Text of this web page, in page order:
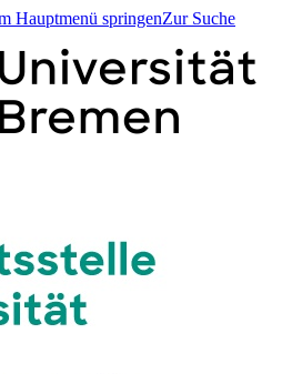
Hauptmenü springenZur Suche